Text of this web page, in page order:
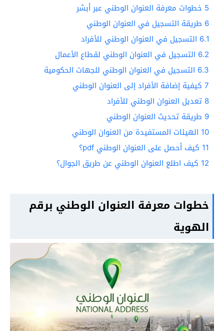
5 خطوات معرفة العنوان الوطني عبر أبشر
6 طريقة التسجيل في العنوان الوطني
6.1 التسجيل في العنوان الوطني للأفراد
6.2 التسجيل في العنوان الوطني لقطاع الأعمال
6.3 التسجيل في العنوان الوطني للجهات الحكومية
7 كيفية إضافة الأفراد إلى العنوان الوطني
8 تعديل العنوان الوطني للأفراد
9 طريقة تحديث العنوان الوطني
10 الهيئات المستفيدة من العنوان الوطني
11 كيف أحصل على العنوان الوطني pdf؟
12 كيف اطلع العنوان الوطني عن طريق الجوال؟
خطوات معرفة العنوان الوطني برقم
الهوية